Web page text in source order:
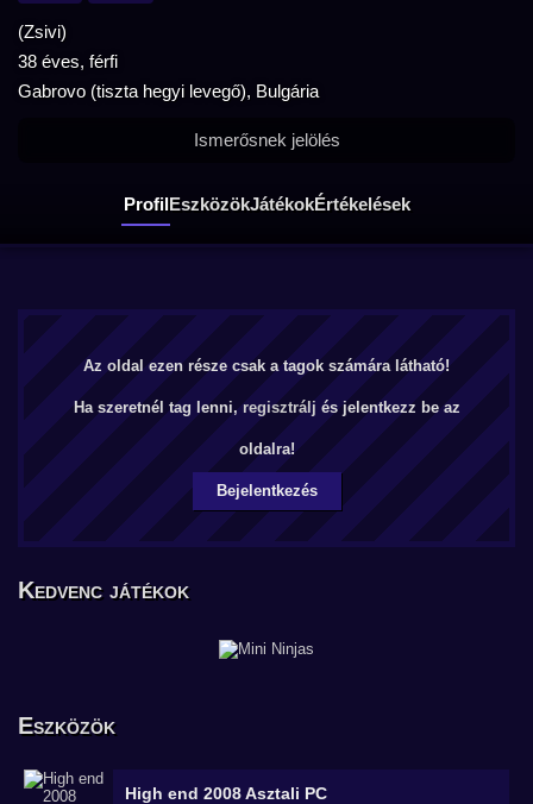
(Zsivi)
38 éves, férfi
Gabrovo (tiszta hegyi levegő), Bulgária
ProfilEszközökJátékokÉrtékelések
Ismerősnek jelölés
Az oldal ezen része csak a tagok számára látható!
Ha szeretnél tag lenni, regisztrálj és jelentkezz be az
oldalra!
Bejelentkezés
Kedvenc játékok
Eszközök
High end 2008Asztali PC